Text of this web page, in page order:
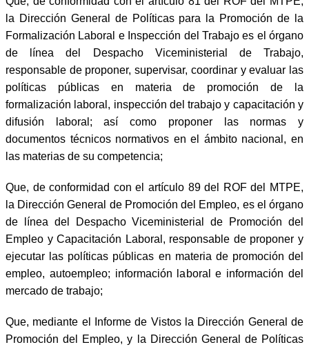
la Dirección General de Políticas para la Promoción de la
Formalización Laboral e Inspección del Trabajo es el órgano
de línea del Despacho Viceministerial de Trabajo,
responsable de proponer, supervisar, coordinar y evaluar las
políticas públicas en materia de promoción de la
formalización laboral, inspección del trabajo y capacitación y
difusión laboral; así como proponer las normas y
documentos técnicos normativos en el ámbito nacional, en
las materias de su competencia;
Que, de conformidad con el artículo 89 del ROF del MTPE,
la Dirección General de Promoción del Empleo, es el órgano
de línea del Despacho Viceministerial de Promoción del
Empleo y Capacitación Laboral, responsable de proponer y
ejecutar las políticas públicas en materia de promoción del
empleo, autoempleo; información laboral e información del
mercado de trabajo;
Que, mediante el Informe de Vistos la Dirección General de
Promoción del Empleo, y la Dirección General de Políticas